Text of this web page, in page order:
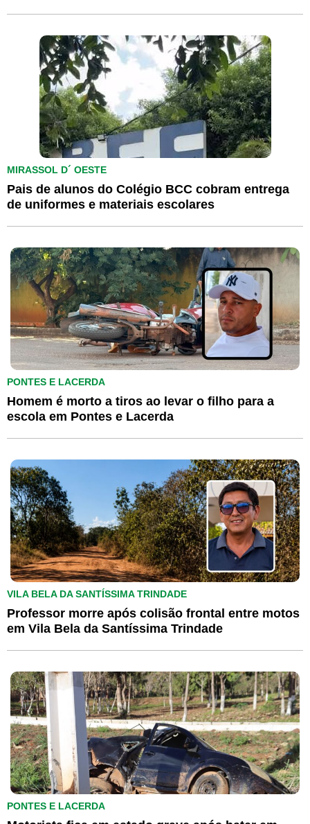
MIRASSOL D´ OESTE
Pais de alunos do Colégio BCC cobram entrega
de uniformes e materiais escolares
PONTES E LACERDA
Homem é morto a tiros ao levar o filho para a
escola em Pontes e Lacerda
VILA BELA DA SANTÍSSIMA TRINDADE
Professor morre após colisão frontal entre motos
em Vila Bela da Santíssima Trindade
PONTES E LACERDA